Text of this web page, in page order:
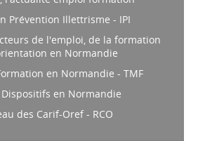
Prévention Illettrisme - IPI
de l'emploi, de la formation
en Normandie
en Normandie - TMF
en Normandie
des Carif-Oref - RCO